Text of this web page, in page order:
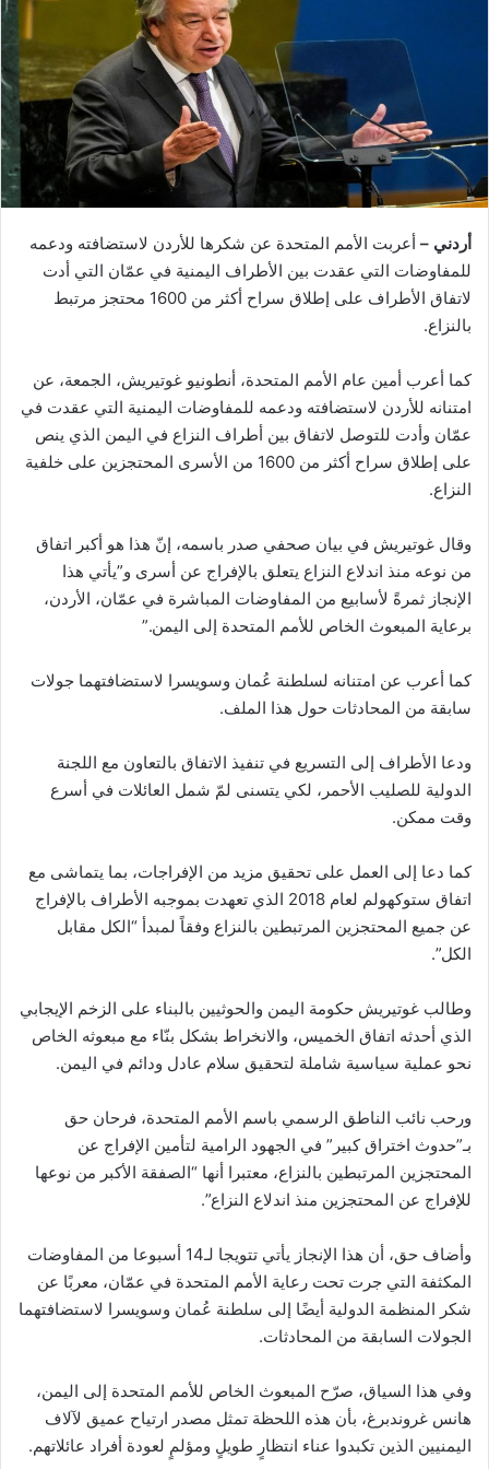
أردني – أعربت الأمم المتحدة عن شكرها للأردن لاستضافته ودعمه
للمفاوضات التي عقدت بين الأطراف اليمنية في عمّان التي أدت
لاتفاق الأطراف على إطلاق سراح أكثر من 1600 محتجز مرتبط
بالنزاع.
كما أعرب أمين عام الأمم المتحدة، أنطونيو غوتيريش، الجمعة، عن
امتنانه للأردن لاستضافته ودعمه للمفاوضات اليمنية التي عقدت في
عمّان وأدت للتوصل لاتفاق بين أطراف النزاع في اليمن الذي ينص
على إطلاق سراح أكثر من 1600 من الأسرى المحتجزين على خلفية
النزاع.
وقال غوتيريش في بيان صحفي صدر باسمه، إنّ هذا هو أكبر اتفاق
من نوعه منذ اندلاع النزاع يتعلق بالإفراج عن أسرى و”يأتي هذا
الإنجاز ثمرةً لأسابيع من المفاوضات المباشرة في عمّان، الأردن،
برعاية المبعوث الخاص للأمم المتحدة إلى اليمن.”
كما أعرب عن امتنانه لسلطنة عُمان وسويسرا لاستضافتهما جولات
سابقة من المحادثات حول هذا الملف.
ودعا الأطراف إلى التسريع في تنفيذ الاتفاق بالتعاون مع اللجنة
الدولية للصليب الأحمر، لكي يتسنى لمّ شمل العائلات في أسرع
وقت ممكن.
كما دعا إلى العمل على تحقيق مزيد من الإفراجات، بما يتماشى مع
اتفاق ستوكهولم لعام 2018 الذي تعهدت بموجبه الأطراف بالإفراج
عن جميع المحتجزين المرتبطين بالنزاع وفقاً لمبدأ “الكل مقابل
الكل”.
وطالب غوتيريش حكومة اليمن والحوثيين بالبناء على الزخم الإيجابي
الذي أحدثه اتفاق الخميس، والانخراط بشكل بنّاء مع مبعوثه الخاص
نحو عملية سياسية شاملة لتحقيق سلام عادل ودائم في اليمن.
ورحب نائب الناطق الرسمي باسم الأمم المتحدة، فرحان حق
بـ”حدوث اختراق كبير” في الجهود الرامية لتأمين الإفراج عن
المحتجزين المرتبطين بالنزاع، معتبرا أنها “الصفقة الأكبر من نوعها
للإفراج عن المحتجزين منذ اندلاع النزاع”.
وأضاف حق، أن هذا الإنجاز يأتي تتويجا لـ14 أسبوعا من المفاوضات
المكثفة التي جرت تحت رعاية الأمم المتحدة في عمّان، معربًا عن
شكر المنظمة الدولية أيضًا إلى سلطنة عُمان وسويسرا لاستضافتهما
الجولات السابقة من المحادثات.
وفي هذا السياق، صرّح المبعوث الخاص للأمم المتحدة إلى اليمن،
هانس غروندبرغ، بأن هذه اللحظة تمثل مصدر ارتياح عميق لآلاف
اليمنيين الذين تكبدوا عناء انتظارٍ طويلٍ ومؤلمٍ لعودة أفراد عائلاتهم.